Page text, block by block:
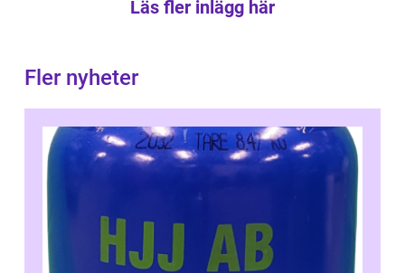
Läs fler inlägg här
Fler nyheter